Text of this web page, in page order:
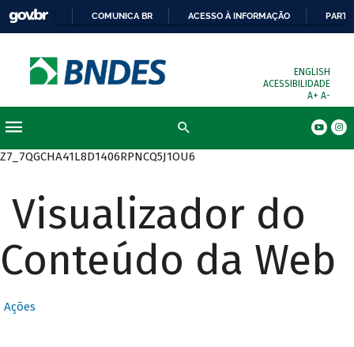
COMUNICA BR ACESSO À INFORMAÇÃO
ENGLISH
ACESSIBILIDADE
A+ A-
Z7_7QGCHA41L8D1406RPNCQ5J1OU6
Visualizador do
Conteúdo da Web
Ações